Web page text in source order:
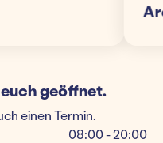
geöffnet.
einen Termin.
08:00 - 20:00